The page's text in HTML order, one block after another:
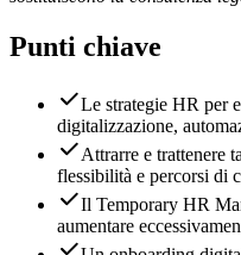
Punti chiave
Le strategie HR per
digitalizzazione,
Attrarre e trattenere
flessibilità e percorsi di
Il Temporary HR
aumentare